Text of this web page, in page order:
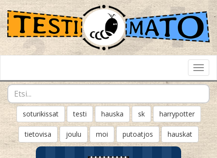
soturikissat testi hauska sk harrypotter
tietovisa joulu moi putoatjos hauskat